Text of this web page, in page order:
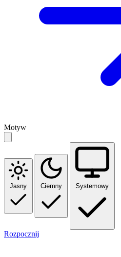
Motyw
Jasny Ciemny Systemowy
Rozpocznij